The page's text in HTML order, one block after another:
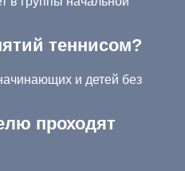
теннисом?
и детей без
проходят